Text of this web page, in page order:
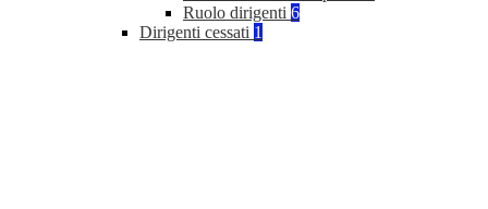
Ruolo dirigenti 6
Dirigenti cessati 1